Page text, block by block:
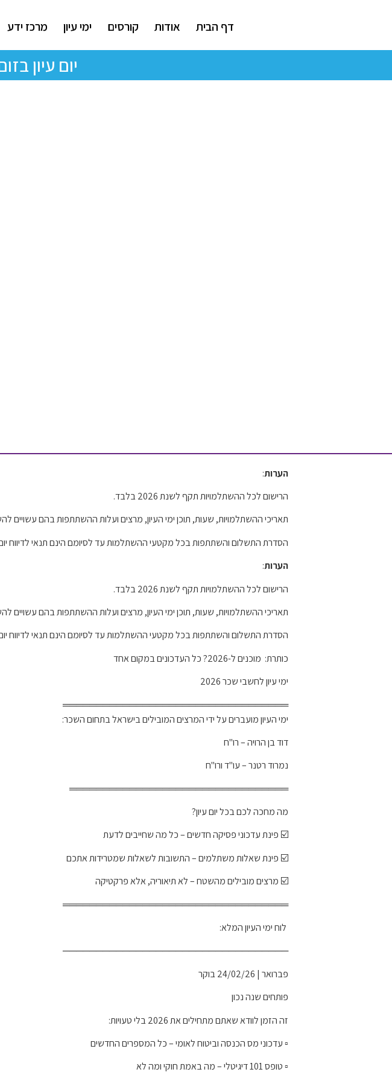
דף הבית אודות קורסים ימי עיון מרכז ידע
יום עיון בזום - 24/06/
הערות:
הרישום לכל ההשתלמויות תקף לשנת 2026 בלבד.
תאריכי ההשתלמויות, שעות, תוכן ימי העיון, מרצים ועלות ההשתתפות בהם
הסדרת התשלום והשתתפות בכל מקטעי ההשתלמות עד לסיומם הינם תנאי לדיווח
הערות:
הרישום לכל ההשתלמויות תקף לשנת 2026 בלבד.
תאריכי ההשתלמויות, שעות, תוכן ימי העיון, מרצים ועלות ההשתתפות בהם
הסדרת התשלום והשתתפות בכל מקטעי ההשתלמות עד לסיומם הינם תנאי לדיווח
כותרת: מוכנים ל-2026? כל העדכונים במקום אחד
ימי עיון לחשבי שכר 2026
══════════════════════════════════
ימי העיון מועברים על ידי המרצים המובילים בישראל בתחום השכר:
דוד בן הרויה – רו"ח
נמרוד רטנר – עו"ד ורו"ח
═════════════════════════════════
מה מחכה לכם בכל יום עיון?
☑️ פינת עדכוני פסיקה חדשים – כל מה שחייבים לדעת
☑️ פינת שאלות משתלמים – התשובות לשאלות שמטרידות אתכם
☑️ מרצים מובילים מהשטח – לא תיאוריה, אלא פרקטיקה
══════════════════════════════════
️ לוח ימי העיון המלא:
──────────────────────────────────
פברואר | 24/02/26 בוקר
פותחים שנה נכון
זה הזמן לוודא שאתם מתחילים את 2026 בלי טעויות:
▫️ עדכוני מס הכנסה וביטוח לאומי – כל המספרים החדשים
▫️ טופס 101 דיגיטלי – מה באמת חוקי ומה לא